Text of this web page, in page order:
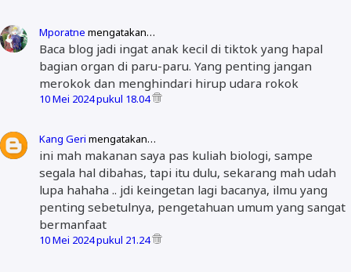
Mporatne mengatakan…
Baca blog jadi ingat anak kecil di tiktok yang hapal
bagian organ di paru-paru. Yang penting jangan
merokok dan menghindari hirup udara rokok
10 Mei 2024 pukul 18.04
Kang Geri mengatakan…
ini mah makanan saya pas kuliah biologi, sampe
segala hal dibahas, tapi itu dulu, sekarang mah udah
lupa hahaha .. jdi keingetan lagi bacanya, ilmu yang
penting sebetulnya, pengetahuan umum yang sangat
bermanfaat
10 Mei 2024 pukul 21.24